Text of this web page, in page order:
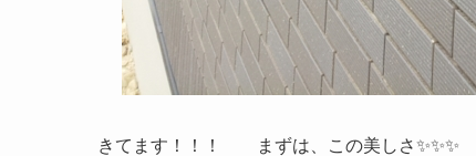
きてます！！！ まずは、この美しさ✨✨✨